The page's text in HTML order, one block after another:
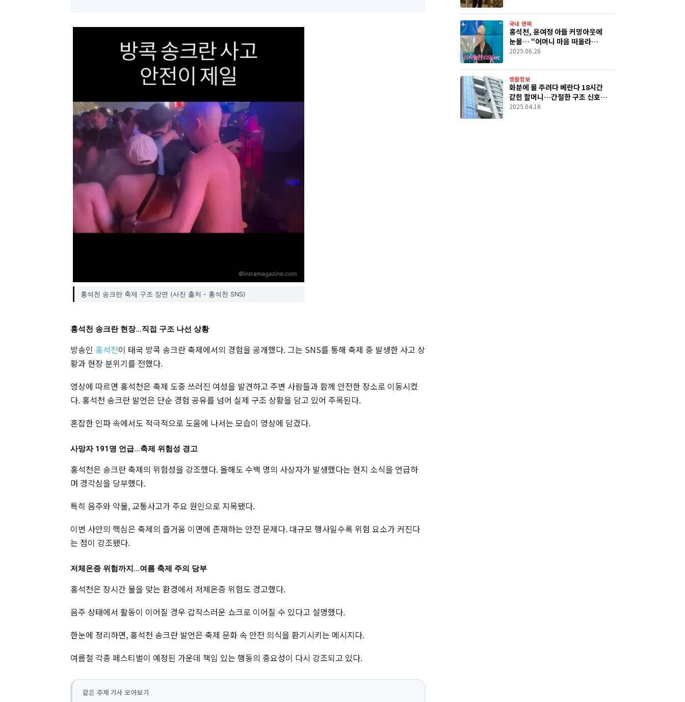
홍석천 송크란 축제 구조 장면 (사진 출처 - 홍석천 SNS)
홍석천 송크란 현장…직접 구조 나선 상황
방송인 홍석천이 태국 방콕 송크란 축제에서의 경험을 공개했다. 그는 SNS를 통해 축제 중 발생한 사고 상
황과 현장 분위기를 전했다.
영상에 따르면 홍석천은 축제 도중 쓰러진 여성을 발견하고 주변 사람들과 함께 안전한 장소로 이동시켰
다. 홍석천 송크란 발언은 단순 경험 공유를 넘어 실제 구조 상황을 담고 있어 주목된다.
혼잡한 인파 속에서도 적극적으로 도움에 나서는 모습이 영상에 담겼다.
사망자 191명 언급…축제 위험성 경고
홍석천은 송크란 축제의 위험성을 강조했다. 올해도 수백 명의 사상자가 발생했다는 현지 소식을 언급하
며 경각심을 당부했다.
특히 음주와 약물, 교통사고가 주요 원인으로 지목됐다.
이번 사안의 핵심은 축제의 즐거움 이면에 존재하는 안전 문제다. 대규모 행사일수록 위험 요소가 커진다
는 점이 강조됐다.
저체온증 위험까지…여름 축제 주의 당부
홍석천은 장시간 물을 맞는 환경에서 저체온증 위험도 경고했다.
음주 상태에서 활동이 이어질 경우 갑작스러운 쇼크로 이어질 수 있다고 설명했다.
한눈에 정리하면, 홍석천 송크란 발언은 축제 문화 속 안전 의식을 환기시키는 메시지다.
여름철 각종 페스티벌이 예정된 가운데 책임 있는 행동의 중요성이 다시 강조되고 있다.
같은 주제 기사 모아보기
국내 연예
홍석천, 윤여정 아들 커밍아웃에
눈물… “어머니 마음 떠올라
감사했다”
2025.06.26
생활정보
화분에 물 주려다 베란다 18시간
갇힌 할머니…간절한 구조 신호
통했다
2025.04.16